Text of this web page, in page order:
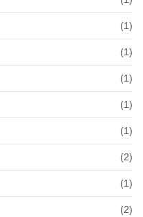
(1)
(1)
(1)
(1)
(1)
(2)
(1)
(2)